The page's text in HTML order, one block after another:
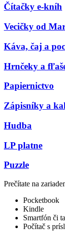
Čítačky e-kníh
Vecičky od
Káva, čaj a
Hrnčeky a
Papiernictvo
Zápisníky a
Hudba
LP platne
Puzzle
Prečítate na
Pocketbook
Kindle
Smartfón či
Počítač s